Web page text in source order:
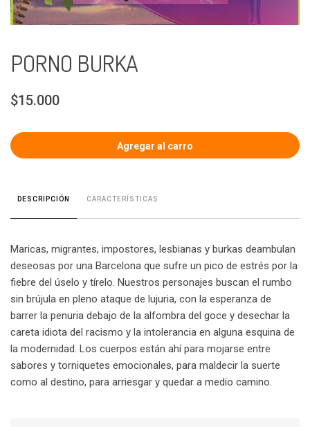
PORNO BURKA
$15.000
DESCRIPCIÓN CARACTERÍSTICAS
Maricas, migrantes, impostores, lesbianas y burkas deambulan
deseosas por una Barcelona que sufre un pico de estrés por la
fiebre del úselo y tírelo. Nuestros personajes buscan el rumbo
sin brújula en pleno ataque de lujuria, con la esperanza de
barrer la penuria debajo de la alfombra del goce y desechar la
careta idiota del racismo y la intolerancia en alguna esquina de
la modernidad. Los cuerpos están ahí para mojarse entre
sabores y torniquetes emocionales, para maldecir la suerte
como al destino, para arriesgar y quedar a medio camino.